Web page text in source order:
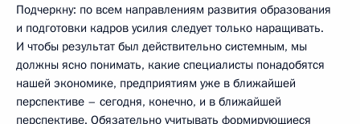
Подчеркну: по всем направлениям развития образования
и подготовки кадров усилия следует только наращивать.
И чтобы результат был действительно системным, мы
должны ясно понимать, какие специалисты понадобятся
нашей экономике, предприятиям уже в ближайшей
перспективе – сегодня, конечно, и в ближайшей
перспективе. Обязательно учитывать формирующиеся